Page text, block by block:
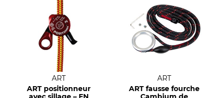
ART
ART positionneur
ART
ART fausse fourche